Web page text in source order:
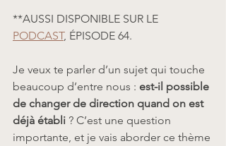
**AUSSI DISPONIBLE SUR LE
PODCAST, ÉPISODE 64.
Je veux te parler d’un sujet qui touche
beaucoup d’entre nous : est-il possible
de changer de direction quand on est
déjà établi ? C’est une question
importante, et je vais aborder ce thème